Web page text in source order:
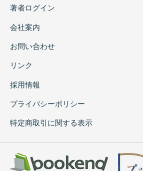
著者ログイン
会社案内
お問い合わせ
リンク
採用情報
プライバシーポリシー
特定商取引に関する表示